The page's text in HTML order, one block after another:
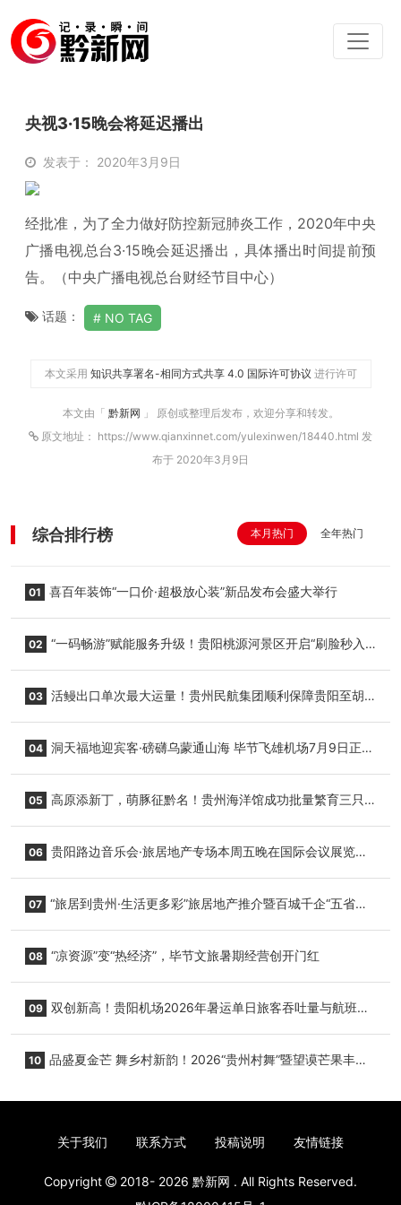
央视3·15晚会将延迟播出
发表于： 2020年3月9日
经批准，为了全力做好防控新冠肺炎工作，2020年中央
广播电视总台3·15晚会延迟播出，具体播出时间提前预
告。（中央广播电视总台财经节目中心）
话题： NO TAG
本文采用 知识共享署名-相同方式共享 4.0 国际许可协议 进行许可
本文由「 黔新网 」 原创或整理后发布，欢迎分享和转发。
原文地址： https://www.qianxinnet.com/yulexinwen/18440.html 发
布于 2020年3月9日
综合排行榜 本月热门 全年热门
01 喜百年装饰“一口价·超极放心装”新品发布会盛大举行
02 “一码畅游”赋能服务升级！贵阳桃源河景区开启“刷脸秒入
03 活鳗出口单次最大运量！贵州民航集团顺利保障贵阳至胡
04 洞天福地迎宾客·磅礴乌蒙通山海 毕节飞雄机场7月9日正式
05 高原添新丁，萌豚征黔名！贵州海洋馆成功批量繁育三只
06 贵阳路边音乐会·旅居地产专场本周五晚在国际会议展览中
07 “旅居到贵州·生活更多彩”旅居地产推介暨百城千企“五省
08 “凉资源”变“热经济”，毕节文旅暑期经营创开门红
09 双创新高！贵阳机场2026年暑运单日旅客吞吐量与航班起
10 品盛夏金芒 舞乡村新韵！2026“贵州村舞”暨望谟芒果丰收
关于我们 联系方式 投稿说明 友情链接
Copyright 2018- 2026 黔新网 . All Rights Reserved.